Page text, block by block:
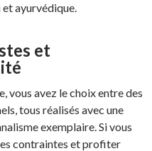
ayurvédique.
et
vous avez le choix entre des
tous réalisés avec une
exemplaire. Si vous
contraintes et profiter